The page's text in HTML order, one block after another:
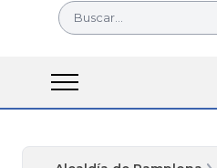
Buscar...